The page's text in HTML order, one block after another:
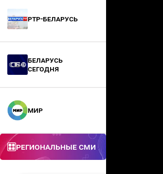
РТР-Беларусь
БЕЛАРУСЬ
СЕГОДНЯ
МИР
Региональные СМИ